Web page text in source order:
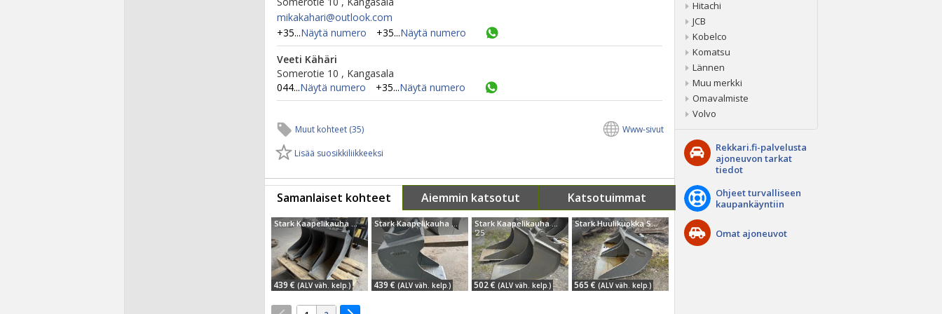
mikakahari@​outlook.com
+35...Näytä numero +35...Näytä numero
Veeti Kähäri
Somerotie 10 , Kangasala
044...Näytä numero +35...Näytä numero
Muut kohteet (35)
Lisää suosikkiliikkeeksi
Www-sivut
Samanlaiset kohteet Aiemmin katsotut Katsotuimmat
Stark Kaapelikauha S30
439 € (ALV väh. kelp.)
Stark Kaapelikauha S30(150)
439 € (ALV väh. kelp.)
Stark Kaapelikauha S40 ( 37 cm)
'25
502 € (ALV väh. kelp.)
Stark Huulikuokka S30 ( 47 cm) Uusi
565 € (ALV väh. kelp.)
Hitachi
JCB
Kobelco
Komatsu
Lännen
Muu merkki
Omavalmiste
Volvo
Rekkari.fi-palvelusta
ajoneuvon tarkat
tiedot
Ohjeet turvalliseen
kaupankäyntiin
Omat ajoneuvot